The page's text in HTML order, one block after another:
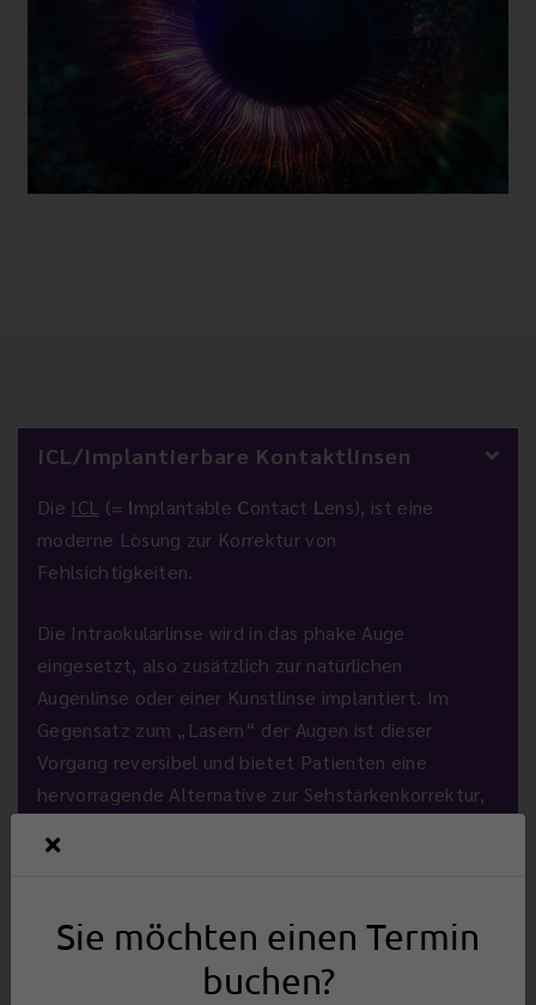
ICL/Implantierbare Kontaktlinsen
Die ICL (= Implantable Contact Lens), ist eine
moderne Lösung zur Korrektur von
Fehlsichtigkeiten.
Die Intraokularlinse wird in das phake Auge
eingesetzt, also zusätzlich zur natürlichen
Augenlinse oder einer Kunstlinse implantiert. Im
Gegensatz zum „Lasern“ der Augen ist dieser
Vorgang reversibel und bietet Patienten eine
hervorragende Alternative zur Sehstärkenkorrektur,
Sie möchten einen Termin
buchen?